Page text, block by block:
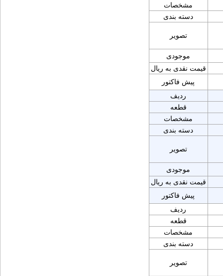
مشخصات
دسته بندی
تصویر
موجودی
قیمت نقدی به ریال
پیش فاکتور
ردیف
قطعه
مشخصات
دسته بندی
تصویر
موجودی
قیمت نقدی به ریال
پیش فاکتور
ردیف
قطعه
مشخصات
دسته بندی
تصویر